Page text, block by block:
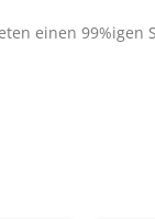
einen